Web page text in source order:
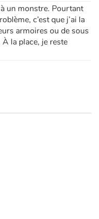
un monstre. Pourtant
c’est que j’ai la
armoires ou de sous
la place, je reste